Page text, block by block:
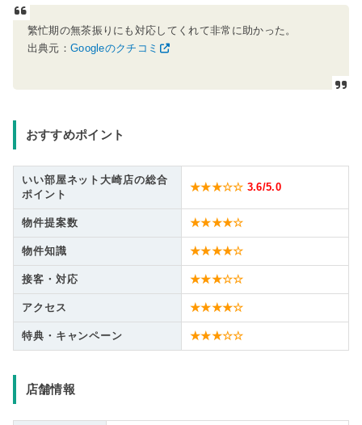
繁忙期の無茶振りにも対応してくれて非常に助かった。
出典元： Googleのクチコミ
おすすめポイント
いい部屋ネット大崎店の総合
ポイント
★★★☆☆ 3.6/5.0
物件提案数 ★★★★☆
物件知識 ★★★★☆
接客・対応 ★★★☆☆
アクセス ★★★★☆
特典・キャンペーン ★★★☆☆
店舗情報